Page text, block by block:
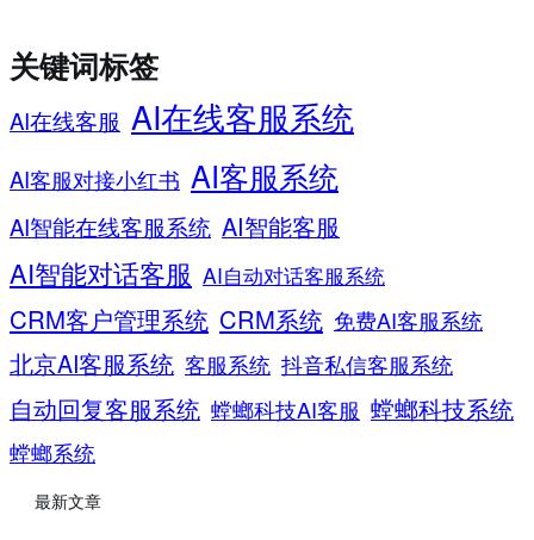
关键词标签
AI在线客服 AI在线客服系统
AI客服对接小红书 AI客服系统
AI智能在线客服系统 AI智能客服
AI智能对话客服 AI自动对话客服系统
CRM客户管理系统 CRM系统 免费AI客服系统
北京AI客服系统 客服系统 抖音私信客服系统
自动回复客服系统 螳螂科技AI客服 螳螂科技系统
螳螂系统
最新文章